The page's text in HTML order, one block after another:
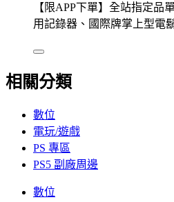
【限APP下單】全站指定品
用記錄器、國際牌掌上型電
相關分類
數位
電玩/遊戲
PS 專區
PS5 副廠周邊
數位